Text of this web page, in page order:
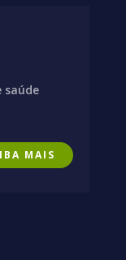
saúde
MAIS